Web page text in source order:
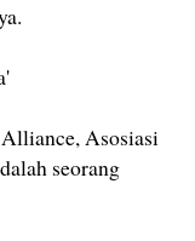
Asosiasi
seorang